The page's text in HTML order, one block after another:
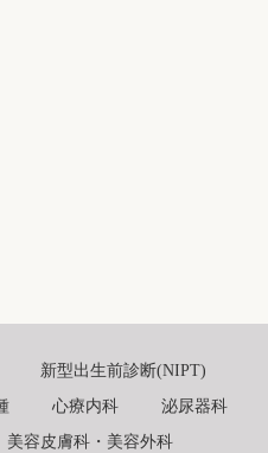
新型出生前診断(NIPT)
心療内科
泌尿器科
美容皮膚科・美容外科